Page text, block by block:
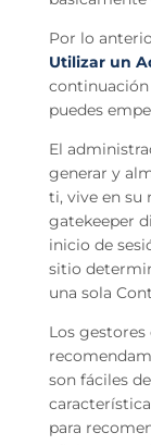
Por lo
Utilizar un
puedes
El
generar y
ti, vive en su
gatekeeper
inicio de
sitio
una sola
Los gestores
son fáciles
para